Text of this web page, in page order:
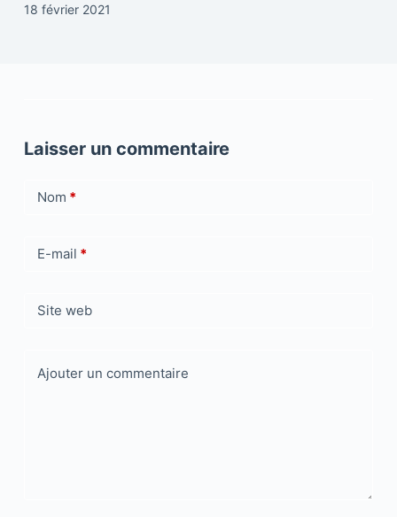
18 février 2021
Laisser un commentaire
Nom *
E-mail *
Site web
Ajouter un commentaire